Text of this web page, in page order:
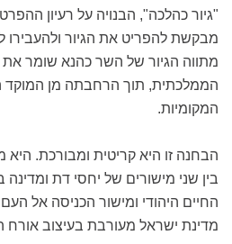
"גיור כהלכה", הבנויה על רעיון
מבקשת להפריט את הגיור ולהעבירו
מתווה הגיור של השר כהנא שומר את
הממלכתית, תוך הרחבתה מן המוקד
המקומיות.
הבחנה זו היא קריטית ומבורכת.
בין שני מישורים של יחסי דת
החיים היהודי ומישור הכניסה אל
מדינת ישראל מעורבת בעיצוב אורח